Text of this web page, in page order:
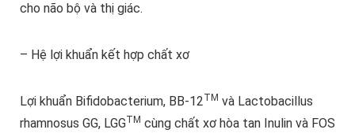
cho não bộ và thị giác.
– Hệ lợi khuẩn kết hợp chất xơ
Lợi khuẩn Bifidobacterium, BB-12TM và Lactobacillus
rhamnosus GG, LGGTM cùng chất xơ hòa tan Inulin và FOS